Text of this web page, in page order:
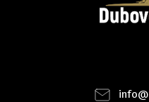
info@